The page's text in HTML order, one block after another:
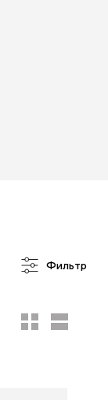
Фильтр